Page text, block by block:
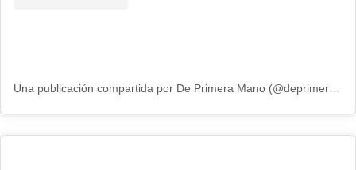
Una publicación compartida por De Primera Mano (@deprimeramanoitv)